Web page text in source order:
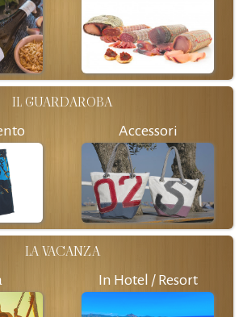
IL GUARDAROBA
Accessori
LA VACANZA
In Hotel / Resort